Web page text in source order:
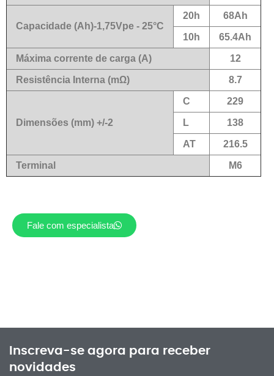
Capacidade (Ah)-1,75Vpe - 25°C
20h 68Ah
10h 65.4Ah
Máxima corrente de carga (A) 12
Resistência Interna (mΩ) 8.7
Dimensões (mm) +/-2
C 229
L 138
AT 216.5
Terminal M6
Fale com especialista
Inscreva-se agora para receber
novidades